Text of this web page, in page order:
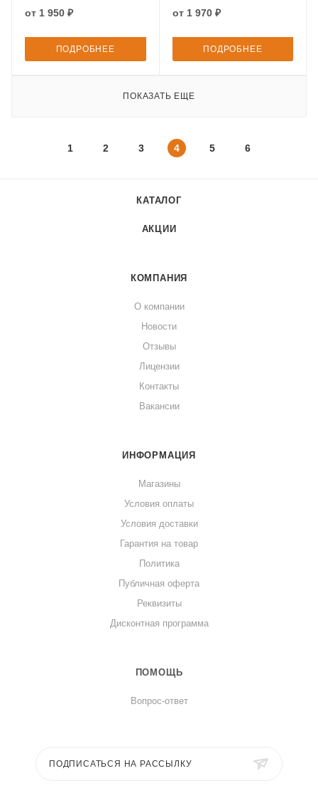
от 1 950 ₽
ПОДРОБНЕЕ
от 1 970 ₽
ПОДРОБНЕЕ
ПОКАЗАТЬ ЕЩЕ
1 2 3 4 5 6
КАТАЛОГ
АКЦИИ
КОМПАНИЯ
О компании
Новости
Отзывы
Лицензии
Контакты
Вакансии
ИНФОРМАЦИЯ
Магазины
Условия оплаты
Условия доставки
Гарантия на товар
Политика
Публичная оферта
Реквизиты
Дисконтная программа
ПОМОЩЬ
Вопрос-ответ
ПОДПИСАТЬСЯ НА РАССЫЛКУ